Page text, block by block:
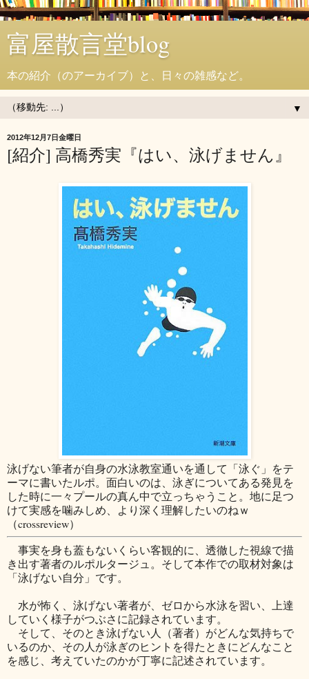
富屋散言堂blog
本の紹介（のアーカイブ）と、日々の雑感など。
▼
2012年12月7日金曜日
[紹介] 高橋秀実『はい、泳げません』
泳げない筆者が自身の水泳教室通いを通して「泳ぐ」をテ
ーマに書いたルポ。面白いのは、泳ぎについてある発見を
した時に一々プールの真ん中で立っちゃうこと。地に足つ
けて実感を噛みしめ、より深く理解したいのねｗ
（crossreview）
事実を身も蓋もないくらい客観的に、透徹した視線で描
き出す著者のルポルタージュ。そして本作での取材対象は
「泳げない自分」です。
水が怖く、泳げない著者が、ゼロから水泳を習い、上達
していく様子がつぶさに記録されています。
そして、そのとき泳げない人（著者）がどんな気持ちで
いるのか、その人が泳ぎのヒントを得たときにどんなこと
を感じ、考えていたのかが丁寧に記述されています。